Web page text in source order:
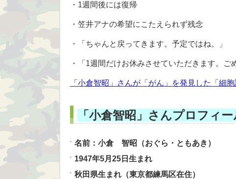
・1週間後には復帰
・笠井アナの希望にこたえられず残念
・「ちゃんと戻ってきます。予定ではね。」
・「1週間だけお休みさせていただきます。ご
「小倉智昭」さんが「がん」を発見した「細
「小倉智昭」さんプロフィ
名前：小倉 智昭（おぐら・ともあき）
1947年5月25日生まれ
秋田県生まれ（東京都練馬区在住）